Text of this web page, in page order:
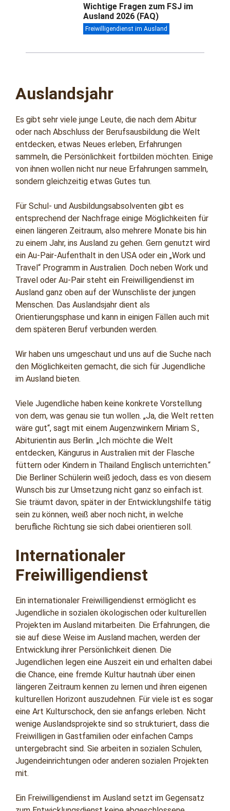
Wichtige Fragen zum FSJ im
Ausland 2026 (FAQ)
Freiwilligendienst im Ausland
Auslandsjahr
Es gibt sehr viele junge Leute, die nach dem Abitur
oder nach Abschluss der Berufsausbildung die Welt
entdecken, etwas Neues erleben, Erfahrungen
sammeln, die Persönlichkeit fortbilden möchten. Einige
von ihnen wollen nicht nur neue Erfahrungen sammeln,
sondern gleichzeitig etwas Gutes tun.
Für Schul- und Ausbildungsabsolventen gibt es
entsprechend der Nachfrage einige Möglichkeiten für
einen längeren Zeitraum, also mehrere Monate bis hin
zu einem Jahr, ins Ausland zu gehen. Gern genutzt wird
ein Au-Pair-Aufenthalt in den USA oder ein „Work und
Travel“ Programm in Australien. Doch neben Work und
Travel oder Au-Pair steht ein Freiwilligendienst im
Ausland ganz oben auf der Wunschliste der jungen
Menschen. Das Auslandsjahr dient als
Orientierungsphase und kann in einigen Fällen auch mit
dem späteren Beruf verbunden werden.
Wir haben uns umgeschaut und uns auf die Suche nach
den Möglichkeiten gemacht, die sich für Jugendliche
im Ausland bieten.
Viele Jugendliche haben keine konkrete Vorstellung
von dem, was genau sie tun wollen. „Ja, die Welt retten
wäre gut“, sagt mit einem Augenzwinkern Miriam S.,
Abiturientin aus Berlin. „Ich möchte die Welt
entdecken, Kängurus in Australien mit der Flasche
füttern oder Kindern in Thailand Englisch unterrichten.“
Die Berliner Schülerin weiß jedoch, dass es von diesem
Wunsch bis zur Umsetzung nicht ganz so einfach ist.
Sie träumt davon, später in der Entwicklungshilfe tätig
sein zu können, weiß aber noch nicht, in welche
berufliche Richtung sie sich dabei orientieren soll.
Internationaler
Freiwilligendienst
Ein internationaler Freiwilligendienst ermöglicht es
Jugendliche in sozialen ökologischen oder kulturellen
Projekten im Ausland mitarbeiten. Die Erfahrungen, die
sie auf diese Weise im Ausland machen, werden der
Entwicklung ihrer Persönlichkeit dienen. Die
Jugendlichen legen eine Auszeit ein und erhalten dabei
die Chance, eine fremde Kultur hautnah über einen
längeren Zeitraum kennen zu lernen und ihren eigenen
kulturellen Horizont auszudehnen. Für viele ist es sogar
eine Art Kulturschock, den sie anfangs erleben. Nicht
wenige Auslandsprojekte sind so strukturiert, dass die
Freiwilligen in Gastfamilien oder einfachen Camps
untergebracht sind. Sie arbeiten in sozialen Schulen,
Jugendeinrichtungen oder anderen sozialen Projekten
mit.
Ein Freiwilligendienst im Ausland setzt im Gegensatz